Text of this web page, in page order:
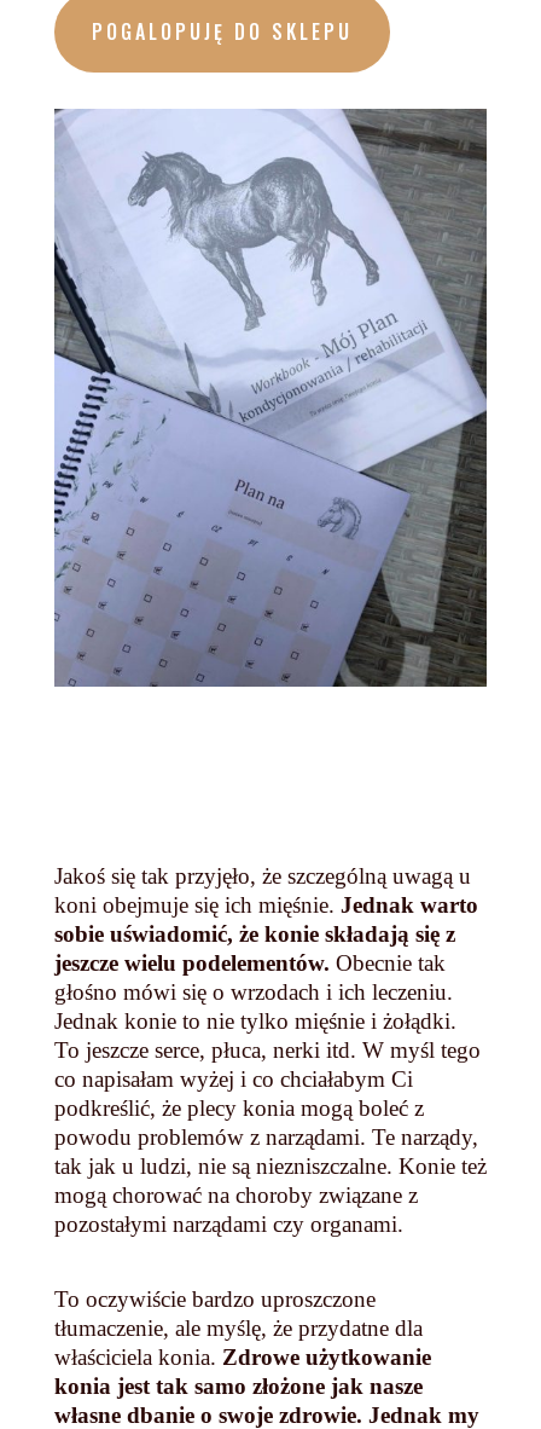
POGALOPUJĘ DO SKLEPU
Jakoś się tak przyjęło, że szczególną uwagą u
koni obejmuje się ich mięśnie. Jednak warto
sobie uświadomić, że konie składają się z
jeszcze wielu podelementów. Obecnie tak
głośno mówi się o wrzodach i ich leczeniu.
Jednak konie to nie tylko mięśnie i żołądki.
To jeszcze serce, płuca, nerki itd. W myśl tego
co napisałam wyżej i co chciałabym Ci
podkreślić, że plecy konia mogą boleć z
powodu problemów z narządami. Te narządy,
tak jak u ludzi, nie są niezniszczalne. Konie też
mogą chorować na choroby związane z
pozostałymi narządami czy organami.
To oczywiście bardzo uproszczone
tłumaczenie, ale myślę, że przydatne dla
właściciela konia. Zdrowe użytkowanie
konia jest tak samo złożone jak nasze
własne dbanie o swoje zdrowie. Jednak my